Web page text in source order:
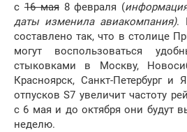
с16 мая8 февраля (
даты изменила авиакомпания).
составлено так, что в столице
могут воспользоваться
стыковками в Москву,
Красноярск, Санкт-Петербург и
отпусков S7 увеличит частоту
с 6 мая и до октября они будут
неделю.